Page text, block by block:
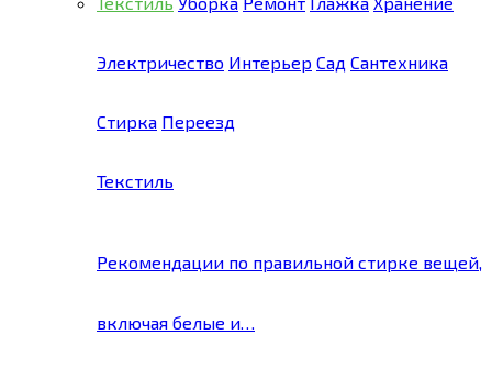
Электричество Интерьер Сад Сантехника
Стирка Переезд
Текстиль
Рекомендации по правильной стирке вещей,
включая белые и…